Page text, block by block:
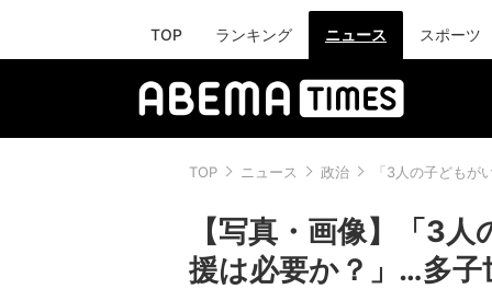
TOP ランキング ニュース スポーツ
TOP ニュース 政治 「3人の子どもが
【写真・画像】「3
援は必要か？」…多子